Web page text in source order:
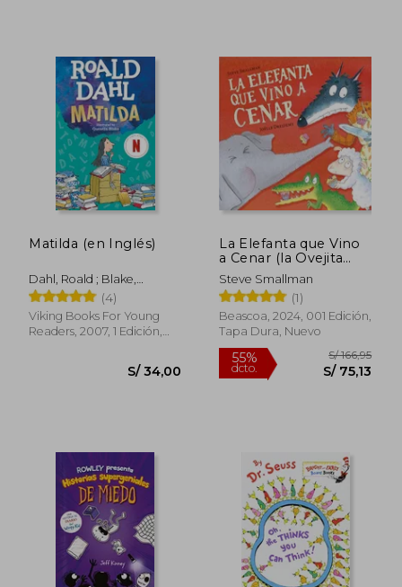
Rápido
Matilda (en Inglés)
Dahl, Roald ; Blake,
Quentin
(4)
Viking Books For Young
Readers, 2007, 1 Edición,
La Elefanta que Vino
a Cenar (la Ovejita
que Vino a Cenar)
Steve Smallman
(1)
Beascoa, 2024, 001 Edición,
Tapa Dura, Nuevo